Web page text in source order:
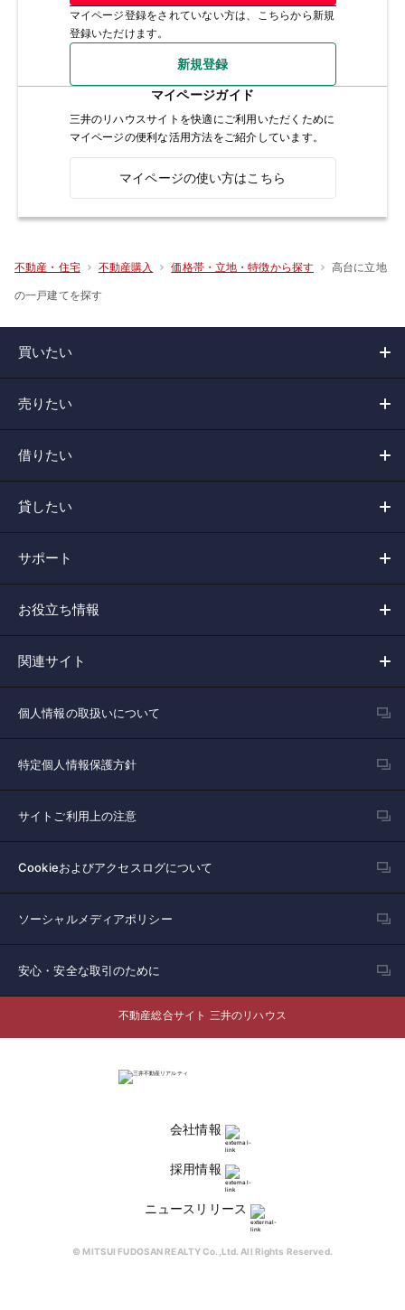
マイページ登録をされていない方は、こちらから新規
登録いただけます。
新規登録
マイページガイド
三井のリハウスサイトを快適にご利用いただくために
マイページの便利な活用方法をご紹介しています。
マイページの使い方はこちら
不動産・住宅 不動産購入 価格帯・立地・特徴から探す 高台に立地
の一戸建てを探す
買いたい
売りたい
借りたい
貸したい
サポート
お役立ち情報
関連サイト
個人情報の取扱いについて
特定個人情報保護方針
サイトご利用上の注意
Cookieおよびアクセスログについて
ソーシャルメディアポリシー
安心・安全な取引のために
不動産総合サイト 三井のリハウス
会社情報
採用情報
ニュースリリース
© MITSUI FUDOSAN REALTY Co.,Ltd. All Rights Reserved.